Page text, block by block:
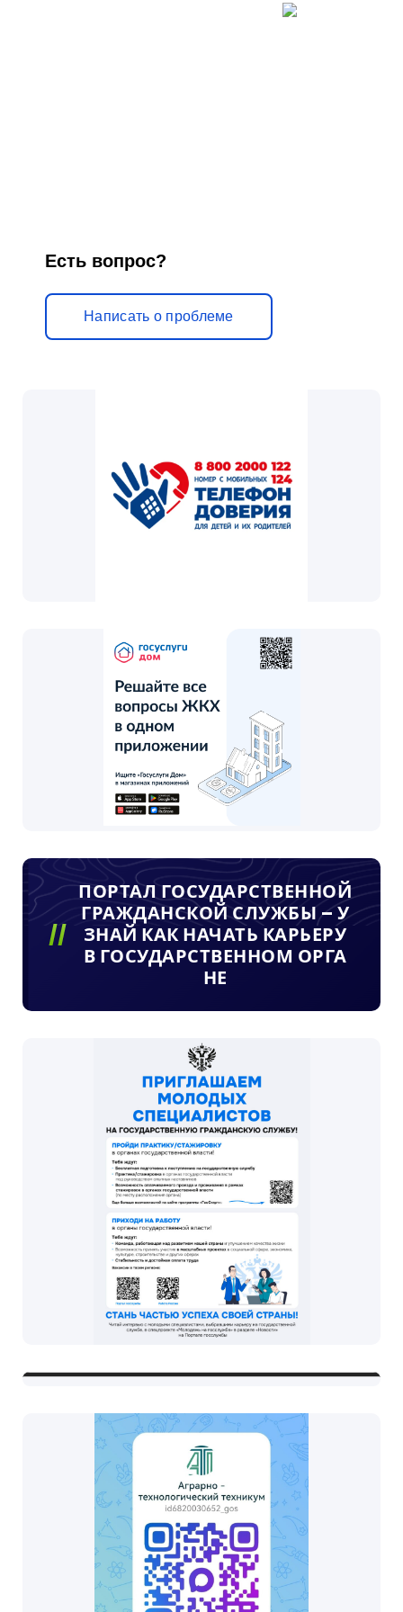
Есть вопрос?
Написать о проблеме
ПОРТАЛ ГОСУДАРСТВЕННОЙ
ГРАЖДАНСКОЙ СЛУЖБЫ – У
ЗНАЙ КАК НАЧАТЬ КАРЬЕРУ
В ГОСУДАРСТВЕННОМ ОРГА
НЕ